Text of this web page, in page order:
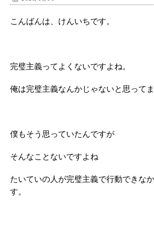
こんばんは、けんいちです。
完璧主義ってよくないですよね。
俺は完璧主義なんかじゃないと思って
僕もそう思っていたんですが
そんなことないですよね
たいていの人が完璧主義で行動できな
す。